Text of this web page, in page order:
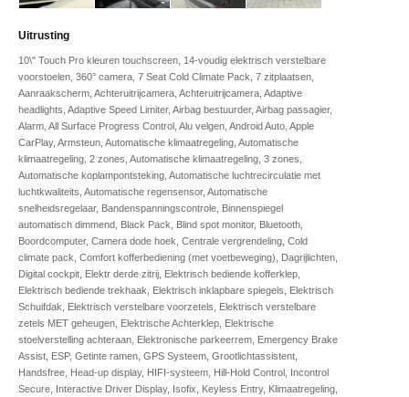
Uitrusting
10\" Touch Pro kleuren touchscreen, 14-voudig elektrisch verstelbare
voorstoelen, 360° camera, 7 Seat Cold Climate Pack, 7 zitplaatsen,
Aanraakscherm, Achteruitrijcamera, Achteruitrijcamera, Adaptive
headlights, Adaptive Speed Limiter, Airbag bestuurder, Airbag passagier,
Alarm, All Surface Progress Control, Alu velgen, Android Auto, Apple
CarPlay, Armsteun, Automatische klimaatregeling, Automatische
klimaatregeling, 2 zones, Automatische klimaatregeling, 3 zones,
Automatische koplampontsteking, Automatische luchtrecirculatie met
luchtkwaliteits, Automatische regensensor, Automatische
snelheidsregelaar, Bandenspanningscontrole, Binnenspiegel
automatisch dimmend, Black Pack, Blind spot monitor, Bluetooth,
Boordcomputer, Camera dode hoek, Centrale vergrendeling, Cold
climate pack, Comfort kofferbediening (met voetbeweging), Dagrijlichten,
Digital cockpit, Elektr derde zitrij, Elektrisch bediende kofferklep,
Elektrisch bediende trekhaak, Elektrisch inklapbare spiegels, Elektrisch
Schuifdak, Elektrisch verstelbare voorzetels, Elektrisch verstelbare
zetels MET geheugen, Elektrische Achterklep, Elektrische
stoelverstelling achteraan, Elektronische parkeerrem, Emergency Brake
Assist, ESP, Getinte ramen, GPS Systeem, Grootlichtassistent,
Handsfree, Head-up display, HIFI-systeem, Hill-Hold Control, Incontrol
Secure, Interactive Driver Display, Isofix, Keyless Entry, Klimaatregeling,